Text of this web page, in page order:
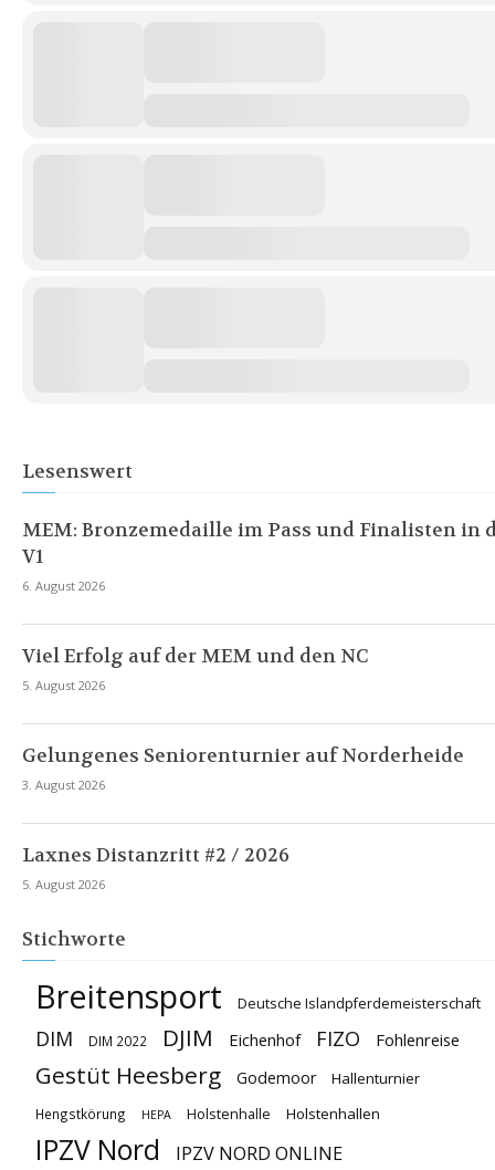
Lesenswert
MEM: Bronzemedaille im Pass und Finalisten in
V1
6. August 2026
Viel Erfolg auf der MEM und den NC
5. August 2026
Gelungenes Seniorenturnier auf Norderheide
3. August 2026
Laxnes Distanzritt #2 / 2026
5. August 2026
Stichworte
Breitensport Deutsche Islandpferdemeisterschaft
DIM DIM 2022 DJIM Eichenhof FIZO Fohlenreise
Gestüt Heesberg Godemoor Hallenturnier
Hengstkörung HEPA Holstenhalle Holstenhallen
IPZV Nord IPZV NORD ONLINE